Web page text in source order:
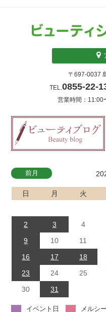
前月
日 月 火
2
3 4
9
10 11
16
17 18
23
24 25
30
31
イベント日 メルシ
〒697-0037
TEL.0855-22-
営業時間：